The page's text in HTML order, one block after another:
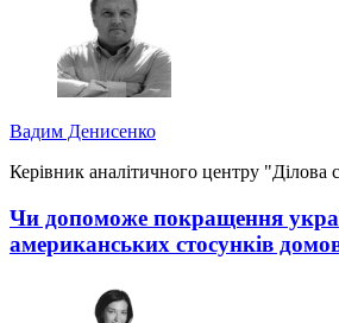
Вадим Денисенко
Керівник аналітичного центру "Ділова
Чи допоможе покращення
американських стосунків